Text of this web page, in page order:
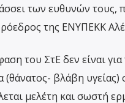
των ευθυνών τους,
της ΕΝΥΠΕΚΚ
του ΣτΕ δεν είναι
(θάνατος- βλάβη υγείας)
μελέτη και σωστή